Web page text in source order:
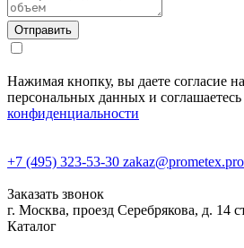
Нажимая кнопку, вы даете согласие
персональных данных и соглашаетесь
конфиденциальности
+7 (495) 323-53-30 zakaz@prometex.pro
Заказать звонок
г. Москва, проезд Серебрякова, д. 14
Каталог